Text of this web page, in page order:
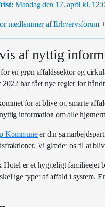
Mandag den 17. april kl.
medlemmer af Erhvervsforum
af nyttig
en grøn affaldssektor og
2022 har fået nye regler for
for at blive og smarte
information om alle
Kommune er din
Vi glæder os til at
Hotel er et hyggeligt familieejet
typer af affald i system.